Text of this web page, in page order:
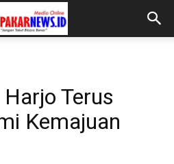
Terus
Kemajuan